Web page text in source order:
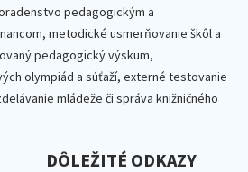
pedagogickým a
metodické usmerňovanie škôl a
pedagogický výskum,
olympiád a súťaží, externé testovanie
mládeže či správa knižničného
DÔLEŽITÉ ODKAZY